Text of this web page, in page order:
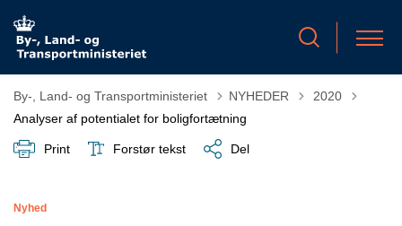
By-, Land- og Transportministeriet NYHEDER Tilbage til
2020
Analyser af potentialet for boligfortætning
Print Forstør tekst Del
Nyhed